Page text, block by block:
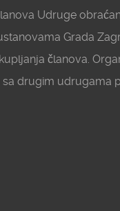
Udruge
Grada
članova.
drugim udrugama